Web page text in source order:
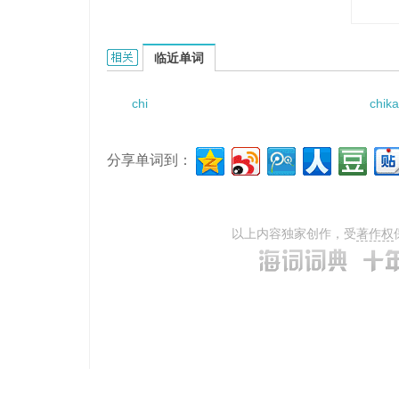
Chiovini的相关资料：
临近单词
chi chika
分享单词到：
以上内容独家创作，受著作权